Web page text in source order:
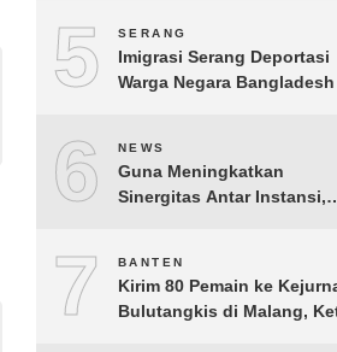
5 SERANG
Imigrasi Serang Deportasi
Warga Negara Bangladesh
6 NEWS
Guna Meningkatkan
Sinergitas Antar Instansi,
Cukai Khusus Kepri
7 BANTEN
Kirim 80 Pemain ke
Bulutangkis di Malang,